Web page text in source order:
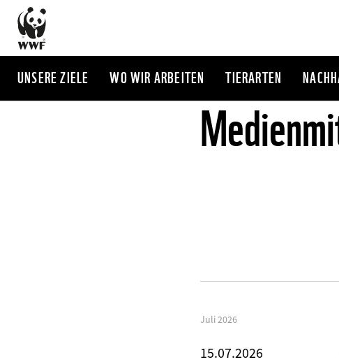
Direkt
zum
Inhalt
UNSERE ZIELE WO WIR ARBEITEN TIERARTEN
Juli 2026
15.07.2026